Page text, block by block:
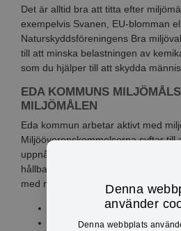
Det är alltid bra att titta efter
exempelvis Svanen, EU-blomman
Naturskyddsföreningens Bra
till att minska belastningen av
som du hjälper till att skydda
EDA KOMMUNS
MILJÖMÅLEN
Eda kommun arbetar aktivt med
Miljööverenskommelserna syftar till
uppnå Sveriges miljömål samt
hållbarhetsmålen nås. Eda
med miljööverenskommelserna till
ingen övergödning
Denna
använder
Denna webbplats